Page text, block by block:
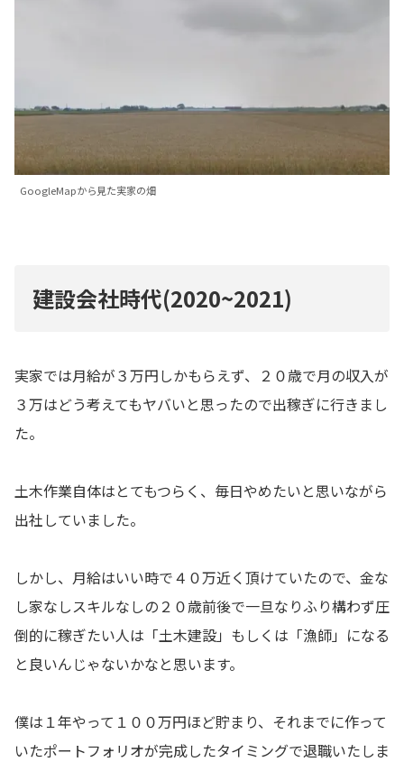
GoogleMapから見た実家の畑
建設会社時代(2020~2021)
実家では月給が３万円しかもらえず、２０歳で月の収入が
３万はどう考えてもヤバいと思ったので出稼ぎに行きまし
た。
土木作業自体はとてもつらく、毎日やめたいと思いながら
出社していました。
しかし、月給はいい時で４０万近く頂けていたので、金な
し家なしスキルなしの２０歳前後で一旦なりふり構わず圧
倒的に稼ぎたい人は「土木建設」もしくは「漁師」になる
と良いんじゃないかなと思います。
僕は１年やって１００万円ほど貯まり、それまでに作って
いたポートフォリオが完成したタイミングで退職いたしま